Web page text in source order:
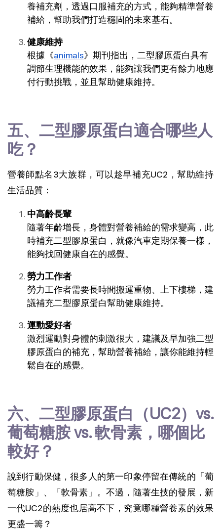
養補充劑，透過口服補充的方式，能夠精準營養
補給，幫助我們打造穩固的未來基石。
健康維持
根據《animals》期刊指出，二型膠原蛋白具有
調節生理機能的效果，能夠讓我們更有餘力地應
付行動挑戰，並且幫助健康維持。
五、二型膠原蛋白適合哪些人
吃？
營養師點名3大族群，可以趁早補充UC2，幫助維持
生活品質：
中高齡長輩
隨著年齡增長，身體對營養補給的需求變高，此
時補充二型膠原蛋白，就像汽車定期保養一樣，
能夠找回健康自在的感覺。
勞力工作者
勞力工作者需要長時間搬運重物、上下樓梯，建
議補充二型膠原蛋白幫助健康維持。
運動愛好者
激烈運動對身體的刺激很大，建議及早加強二型
膠原蛋白的補充，幫助營養補給，讓你能維持輕
鬆自在的感覺。
六、二型膠原蛋白（UC2）vs.
葡萄糖胺 vs. 軟骨素，哪個比
較好？
說到行動保健，很多人的第一印象停留在傳統的「葡
萄糖胺」、「軟骨素」。不過，隨著生技的發展，新
一代UC2的熱度也居高不下，究竟哪種營養素的效果
更盛一籌？